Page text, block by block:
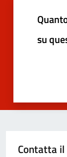
su
Contatta